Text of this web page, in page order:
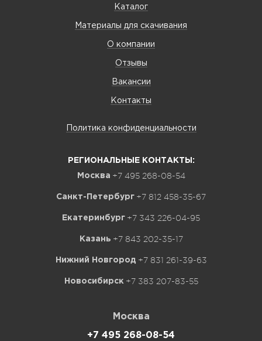
Каталог
Материалы для скачивания
О компании
Отзывы
Вакансии
Контакты
Политика конфиденциальности
РЕГИОНАЛЬНЫЕ КОНТАКТЫ:
Москва +7 495 268-08-54
Санкт-Петербург +7 812 458-35-67
Екатеринбург +7 343 226-04-95
Казань +7 843 202-35-17
Нижний Новгород +7 831 261-39-63
Новосибирск +7 383 207-83-55
Москва
+7 495 268-08-54